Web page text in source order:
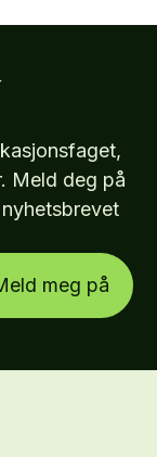
Meld deg på
meg på